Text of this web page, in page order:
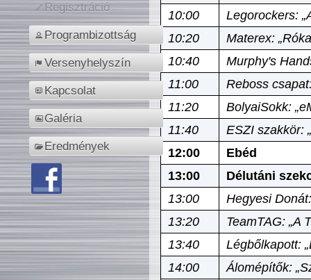
Regisztráció
Programbizottság
Versenyhelyszín
Kapcsolat
Galéria
Eredmények
10:00
Legorockers:
10:20
Materex:
10:40
Murphy's
11:00
Reboss
11:20
BolyaiSokk:
11:40
ESZI szakkör:
12:00
Ebéd
13:00
Délutáni
13:00
Hegyesi
13:20
TeamTAG: „A
13:40
Légbőlkapott:
14:00
Álomépítők: